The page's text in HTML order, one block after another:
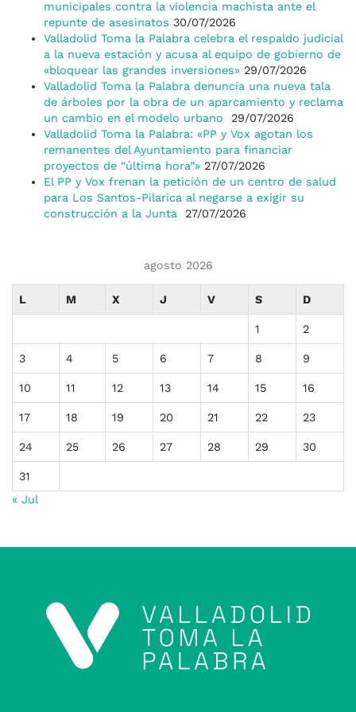
municipales contra la violencia machista ante el
repunte de asesinatos 30/07/2026
Valladolid Toma la Palabra celebra el respaldo judicial
a la nueva estación y acusa al equipo de gobierno de
«bloquear las grandes inversiones» 29/07/2026
Valladolid Toma la Palabra denuncia una nueva tala
de árboles por la obra de un aparcamiento y reclama
un cambio en el modelo urbano
29/07/2026
Valladolid Toma la Palabra: «PP y Vox agotan los
remanentes del Ayuntamiento para financiar
proyectos de “última hora”» 27/07/2026
El PP y Vox frenan la petición de un centro de salud
para Los Santos-Pilarica al negarse a exigir su
construcción a la Junta
27/07/2026
agosto 2026
L M X J V S D
1 2
3 4 5 6 7 8 9
10 11 12 13 14 15 16
17 18 19 20 21 22 23
24 25 26 27 28 29 30
31
« Jul